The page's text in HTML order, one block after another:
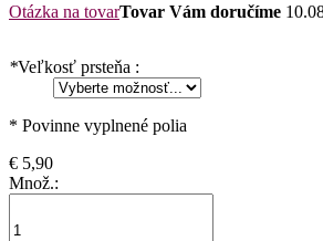
Otázka na tovarTovar Vám doručíme
*Veľkosť prsteňa :
* Povinne vyplnené polia
€ 5,90
Množ.: